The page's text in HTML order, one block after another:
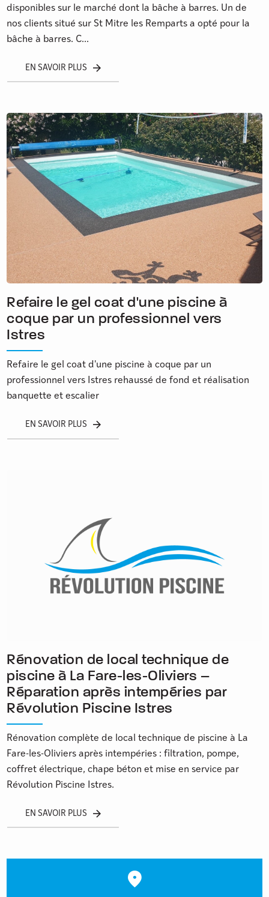
disponibles sur le marché dont la bâche à barres. Un de
nos clients situé sur St Mitre les Remparts a opté pour la
bâche à barres. C...
EN SAVOIR PLUS
Refaire le gel coat d'une piscine à
coque par un professionnel vers
Istres
Refaire le gel coat d'une piscine à coque par un
professionnel vers Istres rehaussé de fond et réalisation
banquette et escalier
EN SAVOIR PLUS
Rénovation de local technique de
piscine à La Fare-les-Oliviers –
Réparation après intempéries par
Révolution Piscine Istres
Rénovation complète de local technique de piscine à La
Fare-les-Oliviers après intempéries : filtration, pompe,
coffret électrique, chape béton et mise en service par
Révolution Piscine Istres.
EN SAVOIR PLUS